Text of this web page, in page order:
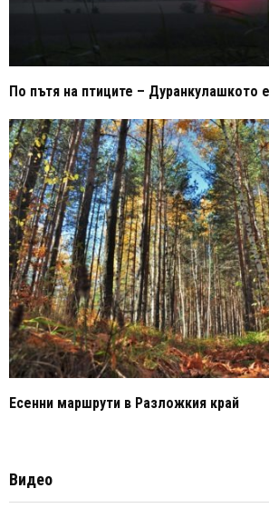
По пътя на птиците – Дуранкулашкото
Есенни маршрути в Разложкия край
Видео